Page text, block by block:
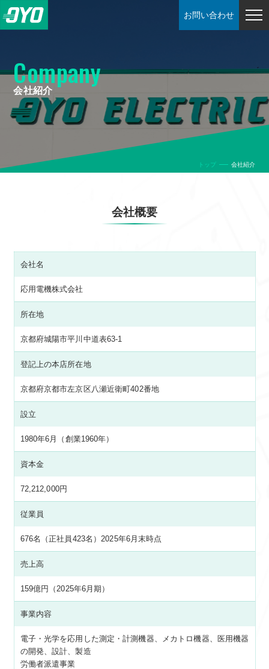
お問い合わせ
Company
会社紹介
トップ 会社紹介
会社概要
会社名
応用電機株式会社
所在地
京都府城陽市平川中道表63-1
登記上の本店所在地
京都府京都市左京区八瀬近衛町402番地
設立
1980年6月（創業1960年）
資本金
72,212,000円
従業員
676名（正社員423名）2025年6月末時点
売上高
159億円（2025年6月期）
事業内容
電子・光学を応用した測定・計測機器、メカトロ機器、医用機器
の開発、設計、製造
労働者派遣事業